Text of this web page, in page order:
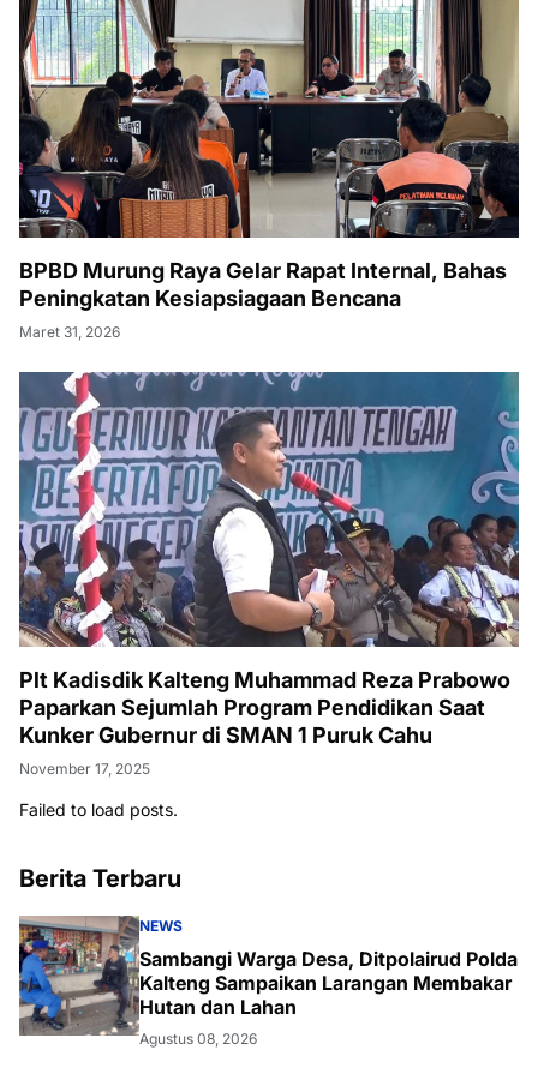
BPBD Murung Raya Gelar Rapat Internal, Bahas
Peningkatan Kesiapsiagaan Bencana
Maret 31, 2026
Plt Kadisdik Kalteng Muhammad Reza Prabowo
Paparkan Sejumlah Program Pendidikan Saat
Kunker Gubernur di SMAN 1 Puruk Cahu
November 17, 2025
Failed to load posts.
Berita Terbaru
NEWS
Sambangi Warga Desa, Ditpolairud Polda
Kalteng Sampaikan Larangan Membakar
Hutan dan Lahan
Agustus 08, 2026